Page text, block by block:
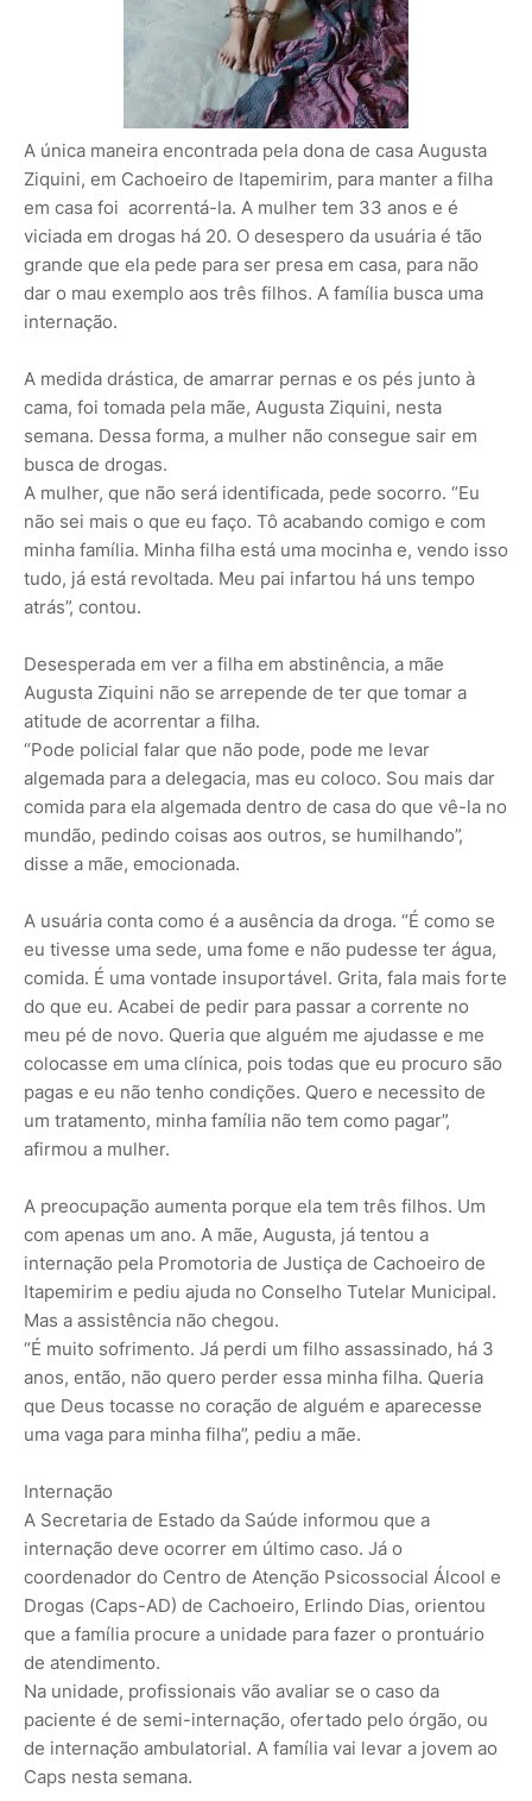
A única maneira encontrada pela dona de casa Augusta
Ziquini, em Cachoeiro de Itapemirim, para manter a filha
em casa foi acorrentá-la. A mulher tem 33 anos e é
viciada em drogas há 20. O desespero da usuária é tão
grande que ela pede para ser presa em casa, para não
dar o mau exemplo aos três filhos. A família busca uma
internação.
A medida drástica, de amarrar pernas e os pés junto à
cama, foi tomada pela mãe, Augusta Ziquini, nesta
semana. Dessa forma, a mulher não consegue sair em
busca de drogas.
A mulher, que não será identificada, pede socorro. “Eu
não sei mais o que eu faço. Tô acabando comigo e com
minha família. Minha filha está uma mocinha e, vendo isso
tudo, já está revoltada. Meu pai infartou há uns tempo
atrás”, contou.
Desesperada em ver a filha em abstinência, a mãe
Augusta Ziquini não se arrepende de ter que tomar a
atitude de acorrentar a filha.
“Pode policial falar que não pode, pode me levar
algemada para a delegacia, mas eu coloco. Sou mais dar
comida para ela algemada dentro de casa do que vê-la no
mundão, pedindo coisas aos outros, se humilhando”,
disse a mãe, emocionada.
A usuária conta como é a ausência da droga. “É como se
eu tivesse uma sede, uma fome e não pudesse ter água,
comida. É uma vontade insuportável. Grita, fala mais forte
do que eu. Acabei de pedir para passar a corrente no
meu pé de novo. Queria que alguém me ajudasse e me
colocasse em uma clínica, pois todas que eu procuro são
pagas e eu não tenho condições. Quero e necessito de
um tratamento, minha família não tem como pagar”,
afirmou a mulher.
A preocupação aumenta porque ela tem três filhos. Um
com apenas um ano. A mãe, Augusta, já tentou a
internação pela Promotoria de Justiça de Cachoeiro de
Itapemirim e pediu ajuda no Conselho Tutelar Municipal.
Mas a assistência não chegou.
“É muito sofrimento. Já perdi um filho assassinado, há 3
anos, então, não quero perder essa minha filha. Queria
que Deus tocasse no coração de alguém e aparecesse
uma vaga para minha filha”, pediu a mãe.
Internação
A Secretaria de Estado da Saúde informou que a
internação deve ocorrer em último caso. Já o
coordenador do Centro de Atenção Psicossocial Álcool e
Drogas (Caps-AD) de Cachoeiro, Erlindo Dias, orientou
que a família procure a unidade para fazer o prontuário
de atendimento.
Na unidade, profissionais vão avaliar se o caso da
paciente é de semi-internação, ofertado pelo órgão, ou
de internação ambulatorial. A família vai levar a jovem ao
Caps nesta semana.